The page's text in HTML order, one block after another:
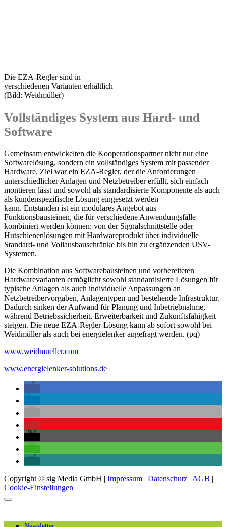
Die EZA-Regler sind in
verschiedenen Varianten erhältlich
(Bild: Weidmüller)
Vollständiges System aus Hard- und
Software
Gemeinsam entwickelten die Kooperationspartner nicht nur eine
Softwarelösung, sondern ein vollständiges System mit passender
Hardware. Ziel war ein EZA-Regler, der die Anforderungen
unterschiedlicher Anlagen und Netzbetreiber erfüllt, sich einfach
montieren lässt und sowohl als standardisierte Komponente als auch
als kundenspezifische Lösung eingesetzt werden
kann. Entstanden ist ein modulares Angebot aus
Funktionsbausteinen, die für verschiedene Anwendungsfälle
kombiniert werden können: von der Signalschnittstelle oder
Hutschienenlösungen mit Hardwareprodukt über individuelle
Standard- und Vollausbauschränke bis hin zu ergänzenden USV-
Systemen.
Die Kombination aus Softwarebausteinen und vorbereiteten
Hardwarevarianten ermöglicht sowohl standardisierte Lösungen für
typische Anlagen als auch individuelle Anpassungen an
Netzbetreibervorgaben, Anlagentypen und bestehende Infrastruktur.
Dadurch sinken der Aufwand für Planung und Inbetriebnahme,
während Betriebssicherheit, Erweiterbarkeit und Zukunftsfähigkeit
steigen. Die neue EZA-Regler-Lösung kann ab sofort sowohl bei
Weidmüller als auch bei energielenker angefragt werden. (pq)
www.weidmueller.com
www.energielenker-solutions.de
Copyright © sig Media GmbH | Impressum | Datenschutz | AGB |
Cookie-Einstellungen